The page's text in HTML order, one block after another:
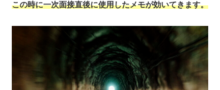
この時に一次面接直後に使用したメモが効いてきます。